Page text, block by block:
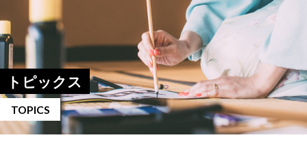
トピックス
TOPICS